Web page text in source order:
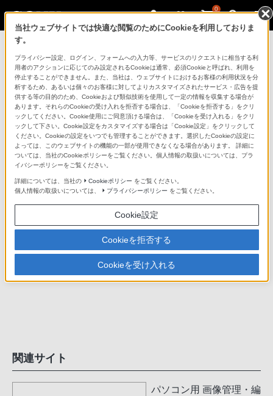
0
クラウドサービス PlayMemories Online
サポート・お問い合わせ
製品に関する重要なお知らせ
PlayMemories Onlineサービス終了のお知らせ
2023年2月28日にお知らせしました通り、2024年2
月29日をもってサービスを終了させていただきまし
た。
長らくご利用いただきありがとうございました。
関連サイト
パソコン用 画像管理・編
当社ウェブサイトでは快適な閲覧のためにCookieを利用しておりま
す。
プライバシー設定、ログイン、フォームへの入力等、サービスのリクエストに相当する利
用者のアクションに応じてのみ設定されるCookieは通常、必須Cookieと呼ばれ、利用を
停止することができません。また、当社は、ウェブサイトにおけるお客様の利用状況を分
析するため、あるいは個々のお客様に対してよりカスタマイズされたサービス・広告を提
供する等の目的のため、Cookieおよび類似技術を使用して一定の情報を収集する場合が
あります。それらのCookieの受け入れを拒否する場合は、「Cookieを拒否する」をクリ
ックしてください。Cookie使用にご同意頂ける場合は、「Cookieを受け入れる」をクリ
ックして下さい。Cookie設定をカスタマイズする場合は「Cookie設定」をクリックして
ください。Cookieの設定をいつでも管理することができます。選択したCookieの設定に
よっては、このウェブサイトの機能の一部が使用できなくなる場合があります。 詳細に
ついては、当社のCookieポリシーをご覧ください。個人情報の取扱いについては、プラ
イバシーポリシーをご覧ください。
詳細については、当社の Cookieポリシー をご覧ください。
個人情報の取扱いについては、
プライバシーポリシー をご覧ください。
Cookie設定
Cookieを拒否する
Cookieを受け入れる